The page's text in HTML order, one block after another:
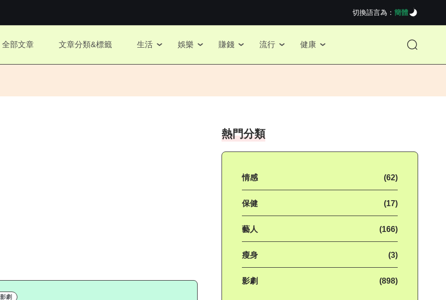
切換語言為： 簡體
全部文章 文章分類&標籤 生活 娛樂 賺錢 流行 健康
影劇
熱門分類
情感 (62)
保健 (17)
藝人 (166)
瘦身 (3)
影劇 (898)